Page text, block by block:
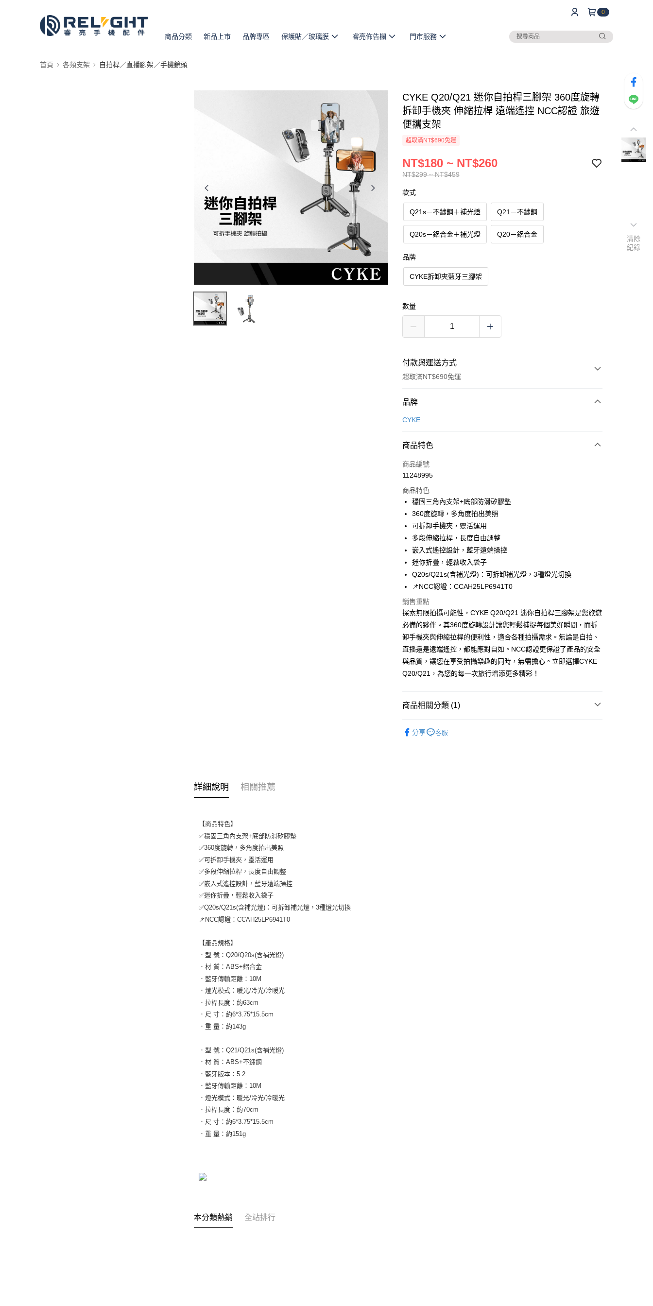
0
商品分類 新品上市 品牌專區 保護貼／玻璃膜 睿亮佈告欄 門市服務
首頁 各類支架 自拍桿／直播腳架／手機鏡頭
CYKE Q20/Q21 迷你自拍桿三腳架 360度旋轉
拆卸手機夾 伸縮拉桿 遠端遙控 NCC認證 旅遊
便攜支架
超取滿NT$690免運
NT$299 ~ NT$459
NT$180 ~ NT$260
款式
Q21s－不鏽鋼＋補光燈 Q21－不鏽鋼
Q20s－鋁合金＋補光燈 Q20－鋁合金
品牌
CYKE拆卸夾藍牙三腳架
數量
付款與運送方式
超取滿NT$690免運
付款方式
信用卡一次付款
Apple Pay
街口支付
ATM付款
運送方式
全家取貨付款
每筆NT$65，滿NT$690(含以上)免運費
付款後全家取貨
每筆NT$65，滿NT$690(含以上)免運費
7-11取貨付款
每筆NT$65，滿NT$690(含以上)免運費
付款後7-11取貨
宅配
品牌
CYKE
商品特色
商品編號
11248995
商品特色
穩固三角內支架+底部防滑矽膠墊
360度旋轉，多角度拍出美照
可拆卸手機夾，靈活運用
多段伸縮拉桿，長度自由調整
嵌入式遙控設計，藍牙遠端操控
迷你折疊，輕鬆收入袋子
Q20s/Q21s(含補光燈)：可拆卸補光燈，3種燈光切換
📌NCC認證：CCAH25LP6941T0
銷售重點
探索無限拍攝可能性，CYKE Q20/Q21 迷你自拍桿三腳架是您旅遊
必備的夥伴。其360度旋轉設計讓您輕鬆捕捉每個美好瞬間，而拆
卸手機夾與伸縮拉桿的便利性，適合各種拍攝需求。無論是自拍、
直播還是遠端遙控，都能應對自如。NCC認證更保證了產品的安全
與品質，讓您在享受拍攝樂趣的同時，無需擔心。立即選擇CYKE
Q20/Q21，為您的每一次旅行增添更多精彩！
商品相關分類 (1)
分享
客服
詳細說明 相關推薦
【商品特色】
✅穩固三角內支架+底部防滑矽膠墊
✅360度旋轉，多角度拍出美照
✅可拆卸手機夾，靈活運用
✅多段伸縮拉桿，長度自由調整
✅嵌入式遙控設計，藍牙遠端操控
✅迷你折疊，輕鬆收入袋子
✅Q20s/Q21s(含補光燈)：可拆卸補光燈，3種燈光切換
📌NCC認證：CCAH25LP6941T0
【產品規格】
．型 號：Q20/Q20s(含補光燈)
．材 質：ABS+鋁合金
．藍牙傳輸距離：10M
．燈光模式：暖光/冷光/冷暖光
．拉桿長度：約63cm
．尺 寸：約6*3.75*15.5cm
．重 量：約143g
．型 號：Q21/Q21s(含補光燈)
．材 質：ABS+不鏽鋼
．藍牙版本：5.2
．藍牙傳輸距離：10M
．燈光模式：暖光/冷光/冷暖光
．拉桿長度：約70cm
．尺 寸：約6*3.75*15.5cm
．重 量：約151g
本分類熱銷 全站排行
清除
紀錄